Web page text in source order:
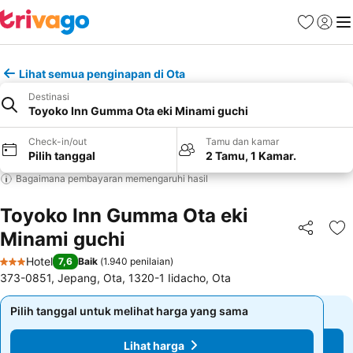
FavoritLogin
Lihat semua penginapan di Ota
Destinasi
Toyoko Inn Gumma Ota eki Minami guchi
Check-in/out
Pilih tanggal
Tamu dan kamar
2 Tamu, 1 Kamar.
Bagaimana pembayaran memengaruhi hasil
Toyoko Inn Gumma Ota eki
Minami guchi
Bagikan
3 Bintang
Hotel 7,6 Baik (1.940 penilaian)
373-0851, Jepang, Ota, 1320-1 Iidacho, Ota
Pilih tanggal untuk melihat harga yang sama
Lihat harga
Pilih tanggal untuk melihat harga yang sama
Lihat harga